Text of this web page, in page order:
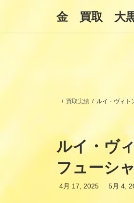
金 買取 大
買取実績 ルイ・ヴィ
ルイ・ヴ
フュー
4月 17, 2025
最
5月 4,